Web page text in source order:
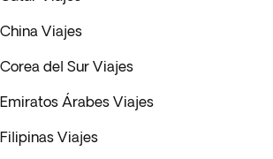
China Viajes
Corea del Sur Viajes
Emiratos Árabes Viajes
Filipinas Viajes